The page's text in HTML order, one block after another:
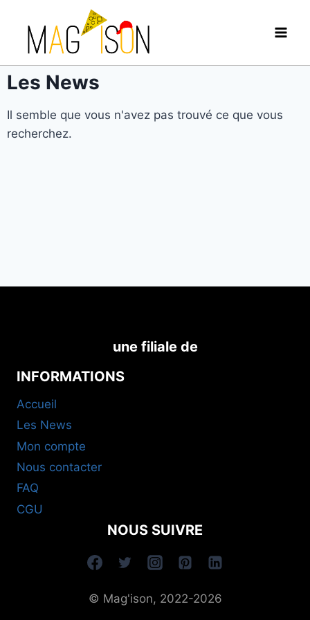
Les News
Il semble que vous n'avez pas trouvé ce que vous
recherchez.
une filiale de
INFORMATIONS
Accueil
Les News
Mon compte
Nous contacter
FAQ
CGU
NOUS SUIVRE
© Mag'ison, 2022-2026